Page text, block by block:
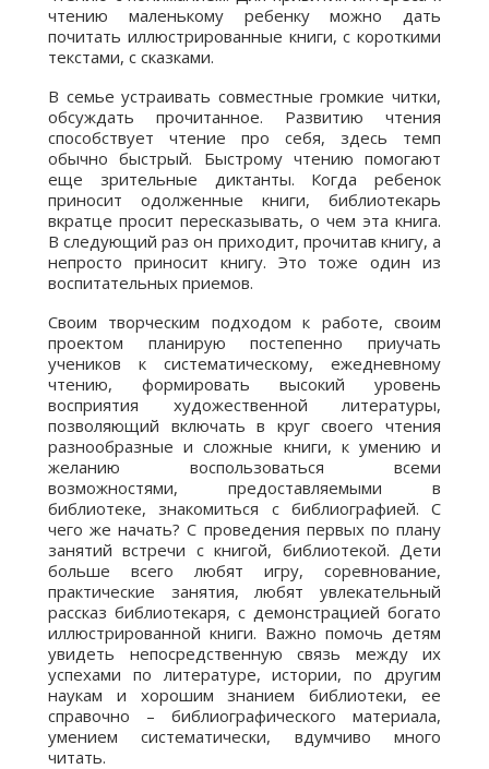
чтению маленькому ребенку можно дать
почитать иллюстрированные книги, с короткими
текстами, с сказками.
В семье устраивать совместные громкие читки,
обсуждать прочитанное. Развитию чтения
способствует чтение про себя, здесь темп
обычно быстрый. Быстрому чтению помогают
еще зрительные диктанты. Когда ребенок
приносит одолженные книги, библиотекарь
вкратце просит пересказывать, о чем эта книга.
В следующий раз он приходит, прочитав книгу, а
непросто приносит книгу. Это тоже один из
воспитательных приемов.
Своим творческим подходом к работе, своим
проектом планирую постепенно приучать
учеников к систематическому, ежедневному
чтению, формировать высокий уровень
восприятия художественной литературы,
позволяющий включать в круг своего чтения
разнообразные и сложные книги, к умению и
желанию воспользоваться всеми
возможностями, предоставляемыми в
библиотеке, знакомиться с библиографией. С
чего же начать? С проведения первых по плану
занятий встречи с книгой, библиотекой. Дети
больше всего любят игру, соревнование,
практические занятия, любят увлекательный
рассказ библиотекаря, с демонстрацией богато
иллюстрированной книги. Важно помочь детям
увидеть непосредственную связь между их
успехами по литературе, истории, по другим
наукам и хорошим знанием библиотеки, ее
справочно – библиографического материала,
умением систематически, вдумчиво много
читать.